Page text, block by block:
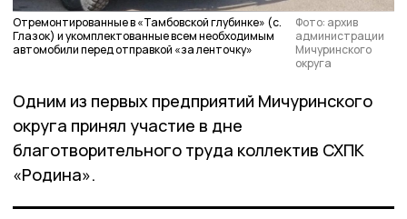
Отремонтированные в «Тамбовской глубинке» (с.
Глазок) и укомплектованные всем необходимым
автомобили перед отправкой «за ленточку»
Фото: архив
администрации
Мичуринского
округа
Одним из первых предприятий Мичуринского
округа принял участие в дне
благотворительного труда коллектив СХПК
«Родина».